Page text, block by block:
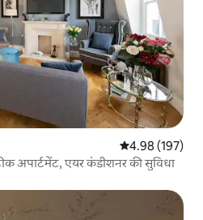
औसत रेटिंग 5 में से
4.98 (197)
अपार्टमेंट, एयर कंडीशनर की सुविधा